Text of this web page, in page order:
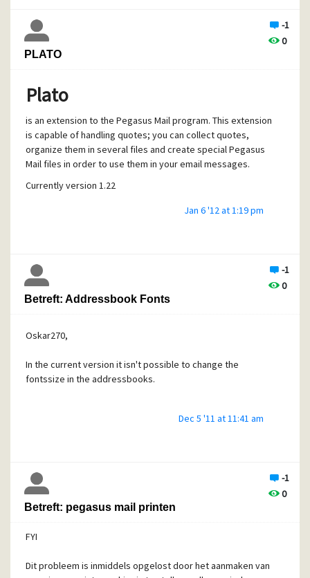
Ga naar Help - About Pegasus Mail... - Info... om uit te
zoeken wat de locaties zijn van de Home mailbox en New
mailbox.
New mailbox location: C:\PMAIL\MAIL\
Kijk met een bestandsbeheerprogramma of dit ook
daadwerkelijk het geval is.
Pas dit anders in Pegasus Mail via Tools - Options... - Mailbox
location aan. Dit heeft alleen effect op de huidige identiteit.
-1
0
PLATO
Plato
is an extension to the Pegasus Mail program. This extension
is capable of handling quotes; you can collect quotes,
organize them in several files and create special Pegasus
Mail files in order to use them in your email messages.
Currently version 1.22
Jan 6 '12 at 1:19 pm
-1
0
Betreft: Addressbook Fonts
Oskar270,
In the current version it isn't possible to change the
fontssize in the addressbooks.
Dec 5 '11 at 11:41 am
-1
0
Betreft: pegasus mail printen
FYI
Dit probleem is inmiddels opgelost door het aanmaken van